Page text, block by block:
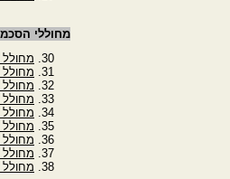
מחוללי
מחולל
מחולל